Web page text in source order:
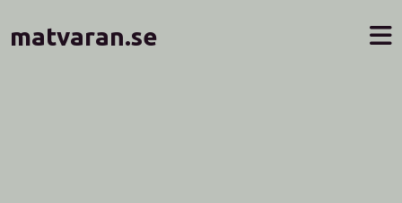
matvaran.se